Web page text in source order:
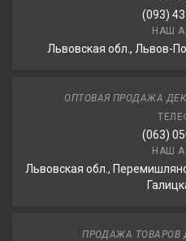
(093)
НАШ
Львовская обл., Львов-
ОПТОВАЯ ПРОДАЖА
(063)
НАШ
Львовская обл.,
ПРОДАЖА ТОВАРОВ